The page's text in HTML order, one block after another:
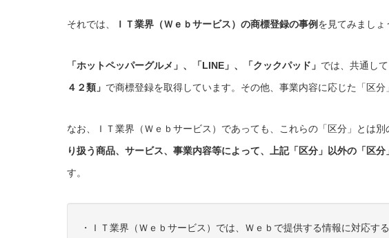
それでは、 ＩＴ業界（Ｗｅｂサービス）の商標登録の事例を見てみましょ
「ホットペッパーグルメ」、「LINE」、「クックパッド」 では、共通して
４２類」 で商標登録を取得しています。その他、事業内容に応じた「区分
なお、ＩＴ業界（Ｗｅｂサービス）であっても、これらの「区分」とは
り扱う商品、サービス、事業内容等によって、上記「区分」以外の「区
す。
・ＩＴ業界（Ｗｅｂサービス）では、Ｗｅｂで提供する情報に対応す